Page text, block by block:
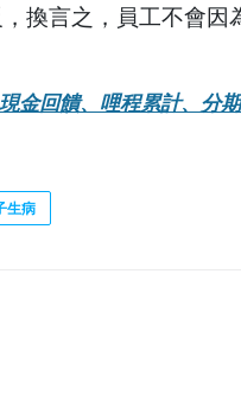
換言之，員工不會
金回饋、哩程累計、分
生病